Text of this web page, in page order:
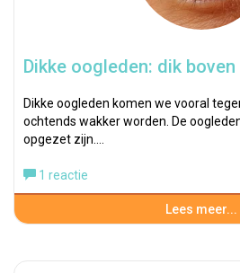
Dikke oogleden: dik
Dikke oogleden komen we vooral
ochtends wakker worden. De
opgezet zijn.…
1 reactie
Lees meer...